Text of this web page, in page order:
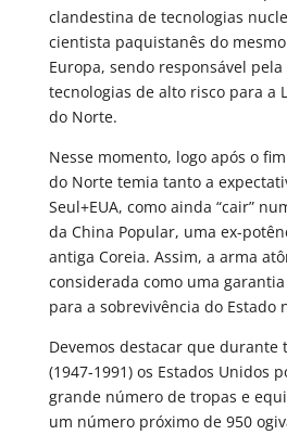
clandestina de tecnologias
cientista paquistanês do
Europa, sendo responsável
tecnologias de alto risco para a
do Norte.
Nesse momento, logo após o fim
do Norte temia tanto a
Seul+EUA, como ainda “cair”
da China Popular, uma ex-
antiga Coreia. Assim, a arma
considerada como uma
para a sobrevivência do Estado
Devemos destacar que durante
(1947-1991) os Estados Unidos
grande número de tropas e
um número próximo de 950